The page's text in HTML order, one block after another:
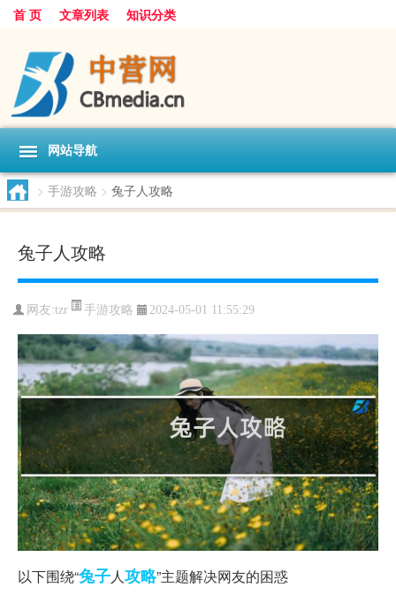
首 页 文章列表 知识分类
网站导航
> 手游攻略 > 兔子人攻略
兔子人攻略
网友:tzr 手游攻略 2024-05-01 11:55:29
以下围绕“兔子人攻略”主题解决网友的困惑